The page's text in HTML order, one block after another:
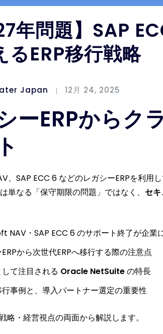
年問題】SAP
るERP移行戦略
Japan 12月 24, 2025
ーERPからク
、SAP ECC 6 などのレガシーERPを利用
単なる「保守期限の問題」ではなく、 セ
NAV・SAP ECC 6 のサポート終了が企業
から次世代ERPへ移行する際の注意点
て注目される Oracle NetSuiteの特長
事例と、導入パートナー選定の重要性
略・経営視点の両面から解説します。